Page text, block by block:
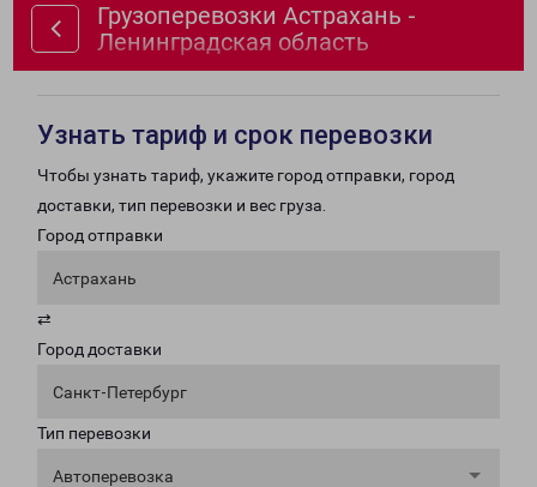
Грузоперевозки Астрахань -
Ленинградская область
Узнать тариф и срок перевозки
Чтобы узнать тариф, укажите город отправки, город
доставки, тип перевозки и вес груза.
Город отправки
Астрахань
⇄
Город доставки
Санкт-Петербург
Тип перевозки
Автоперевозка